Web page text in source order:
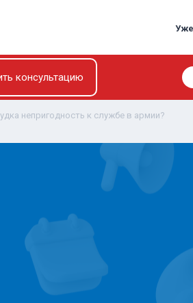
консультацию
непригодность к службе в армии?